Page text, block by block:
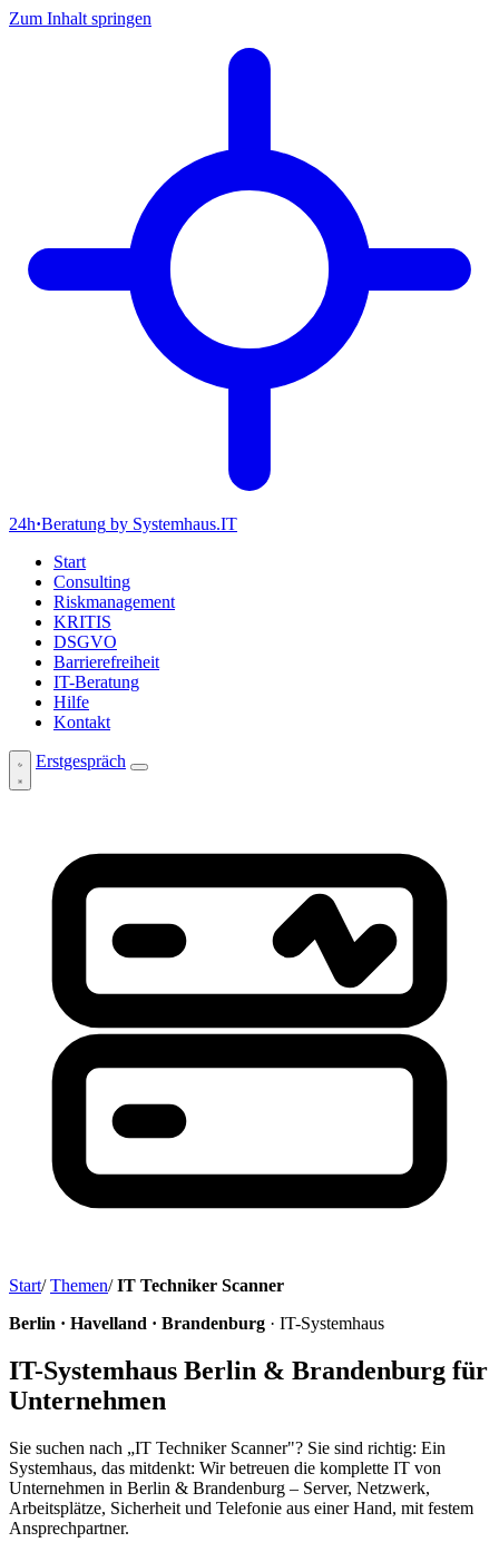
Zum Inhalt springen
24h·Beratung by Systemhaus.IT
Start
Consulting
Riskmanagement
KRITIS
DSGVO
Barrierefreiheit
IT-Beratung
Hilfe
Kontakt
Erstgespräch
Start/ Themen/ IT Techniker Scanner
Berlin · Havelland · Brandenburg · IT-Systemhaus
IT-Systemhaus Berlin & Brandenburg für
Unternehmen
Sie suchen nach „IT Techniker Scanner"? Sie sind richtig: Ein
Systemhaus, das mitdenkt: Wir betreuen die komplette IT von
Unternehmen in Berlin & Brandenburg – Server, Netzwerk,
Arbeitsplätze, Sicherheit und Telefonie aus einer Hand, mit festem
Ansprechpartner.